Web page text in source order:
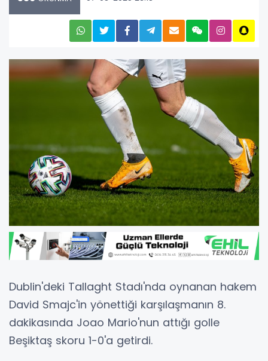
Dublin'deki Tallaght Stadı'nda oynanan hakem
David Smajc'in yönettiği karşılaşmanın 8.
dakikasında Joao Mario'nun attığı golle
Beşiktaş skoru 1-0'a getirdi.